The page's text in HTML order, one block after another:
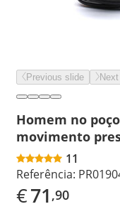
Previous slide
Homem no
movimento
11
Referência:
€71 ,90